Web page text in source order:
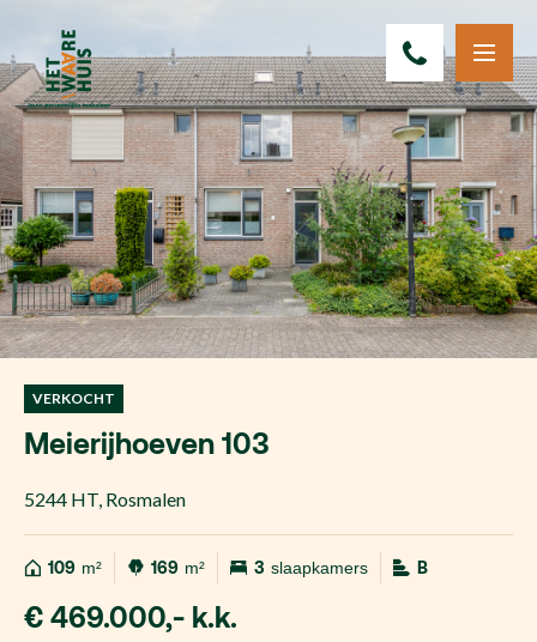
VERKOCHT
Meierijhoeven 103
5244 HT, Rosmalen
109 m² 169 m² 3 slaapkamers B
€ 469.000,- k.k.